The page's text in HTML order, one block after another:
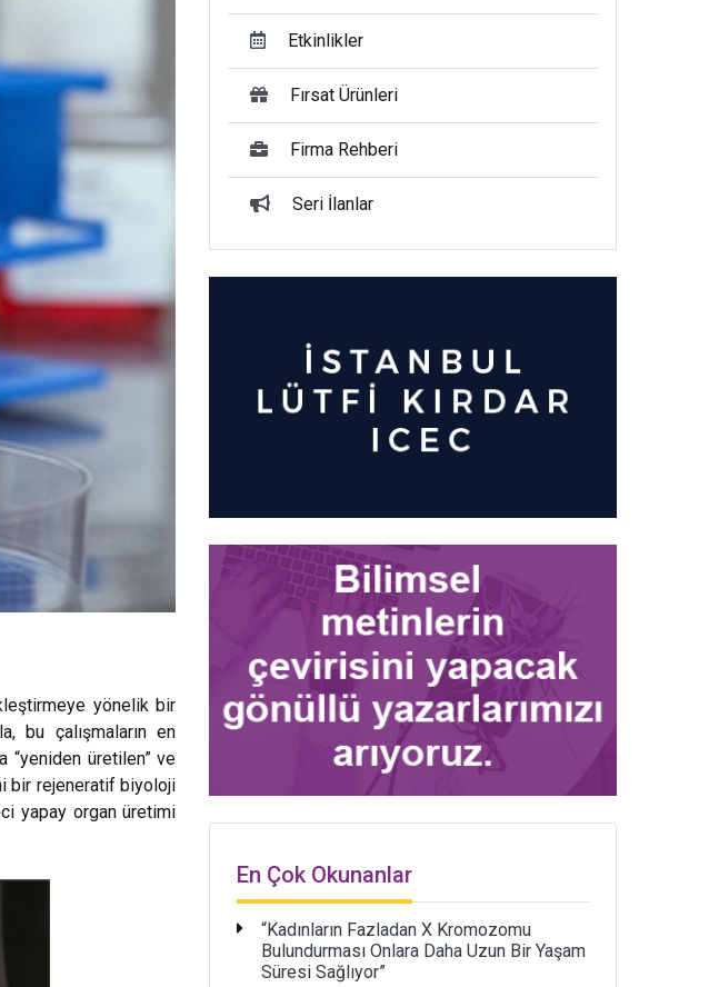
yönelik bir
bu çalışmaların en
“yeniden üretilen” ve
bir rejeneratif biyoloji
yapay organ üretimi
Etkinlikler
Fırsat Ürünleri
Firma Rehberi
Seri İlanlar
En Çok Okunanlar
“Kadınların Fazladan X Kromozomu
Bulundurması Onlara Daha Uzun Bir Yaşam
Süresi Sağlıyor”